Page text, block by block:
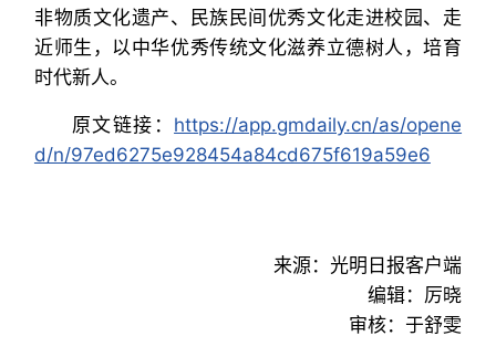
非物质文化遗产、民族民间优秀文化走进校园、走
近师生，以中华优秀传统文化滋养立德树人，培育
时代新人。
原文链接： https://app.gmdaily.cn/as/opene
d/n/97ed6275e928454a84cd675f619a59e6
来源：光明日报客户端
编辑：厉晓
审核：于舒雯